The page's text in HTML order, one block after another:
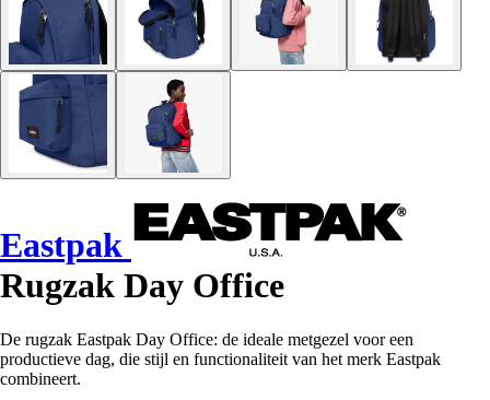
Eastpak
Rugzak Day Office
De rugzak Eastpak Day Office: de ideale metgezel voor een
productieve dag, die stijl en functionaliteit van het merk Eastpak
combineert.